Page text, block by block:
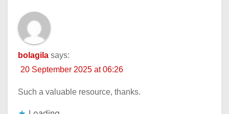
bolagila says:
20 September 2025 at 06:26
Such a valuable resource, thanks.